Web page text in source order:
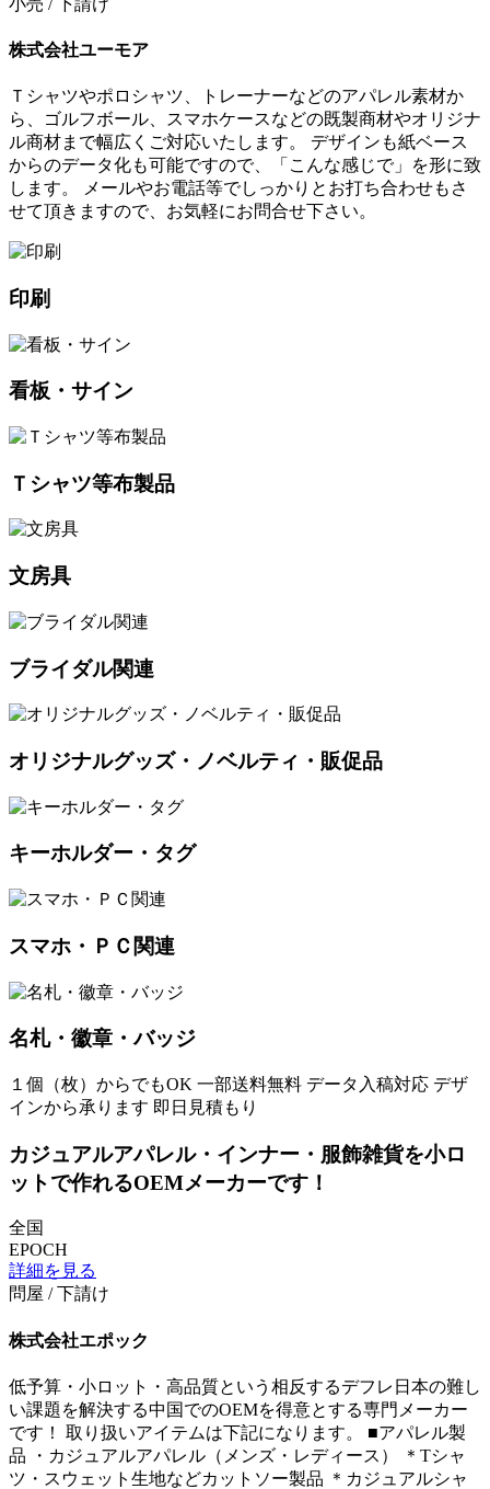
株式会社ユーモア
Ｔシャツやポロシャツ、トレーナーなどのアパレル素材か
ら、ゴルフボール、スマホケースなどの既製商材やオリジナ
ル商材まで幅広くご対応いたします。 デザインも紙ベース
からのデータ化も可能ですので、「こんな感じで」を形に致
します。 メールやお電話等でしっかりとお打ち合わせもさ
せて頂きますので、お気軽にお問合せ下さい。
印刷
看板・サイン
Ｔシャツ等布製品
文房具
ブライダル関連
オリジナルグッズ・ノベルティ・販促品
キーホルダー・タグ
スマホ・ＰＣ関連
名札・徽章・バッジ
１個（枚）からでもOK 一部送料無料 データ入稿対応 デザ
インから承ります 即日見積もり
カジュアルアパレル・インナー・服飾雑貨を小ロ
ットで作れるOEMメーカーです！
全国
EPOCH
詳細を見る
問屋 / 下請け
株式会社エポック
低予算・小ロット・高品質という相反するデフレ日本の難し
い課題を解決する中国でのOEMを得意とする専門メーカー
です！ 取り扱いアイテムは下記になります。 ■アパレル製
品 ・カジュアルアパレル（メンズ・レディース） ＊Tシャ
ツ・スウェット生地などカットソー製品 ＊カジュアルシャ